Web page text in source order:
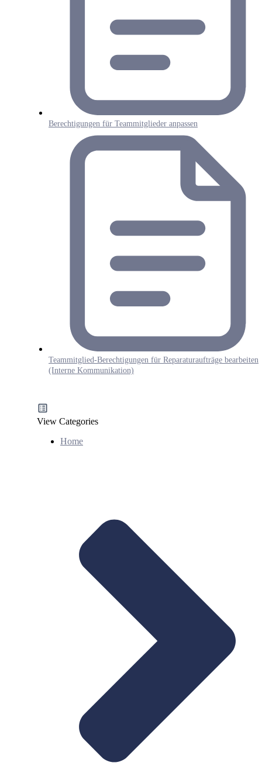
Berechtigungen für Teammitglieder anpassen
Teammitglied-Berechtigungen für Reparaturaufträge bearbeiten
(Interne Kommunikation)
View Categories
Home